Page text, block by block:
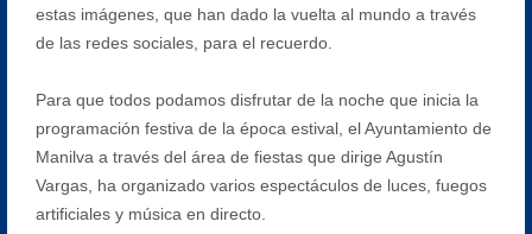
estas imágenes, que han dado la vuelta al mundo a través
de las redes sociales, para el recuerdo.
Para que todos podamos disfrutar de la noche que inicia la
programación festiva de la época estival, el Ayuntamiento de
Manilva a través del área de fiestas que dirige Agustín
Vargas, ha organizado varios espectáculos de luces, fuegos
artificiales y música en directo.